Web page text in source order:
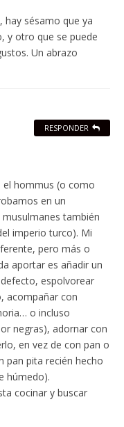
hay sésamo que ya
y otro que se puede
Un abrazo
el hommus (o como
en un
también
imperio turco). Mi
pero más o
aportar es añadir un
espolvorear
acompañar con
o incluso
negras), adornar con
en vez de con pan o
pan pita recién hecho
húmedo).
cocinar y buscar
RESPONDER